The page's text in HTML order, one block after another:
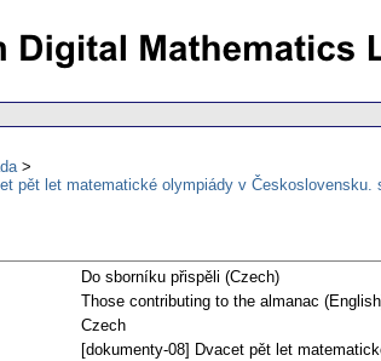
pět let matematické olympiády v Československu.
Do sborníku přispěli (Czech)
Those contributing to the almanac
Czech
[dokumenty-08] Dvacet pět let